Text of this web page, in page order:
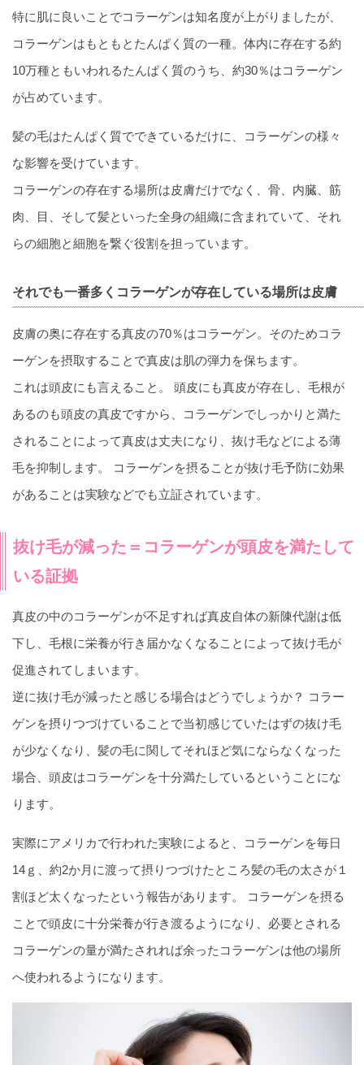
特に肌に良いことでコラーゲンは知名度が上がりましたが、
コラーゲンはもともとたんぱく質の一種。体内に存在する約
10万種ともいわれるたんぱく質のうち、約30％はコラーゲン
が占めています。
髪の毛はたんぱく質でできているだけに、コラーゲンの様々
な影響を受けています。
コラーゲンの存在する場所は皮膚だけでなく、骨、内臓、筋
肉、目、そして髪といった全身の組織に含まれていて、それ
らの細胞と細胞を繋ぐ役割を担っています。
それでも一番多くコラーゲンが存在している場所は皮膚
皮膚の奥に存在する真皮の70％はコラーゲン。そのためコラ
ーゲンを摂取することで真皮は肌の弾力を保ちます。
これは頭皮にも言えること。 頭皮にも真皮が存在し、毛根が
あるのも頭皮の真皮ですから、コラーゲンでしっかりと満た
されることによって真皮は丈夫になり、抜け毛などによる薄
毛を抑制します。 コラーゲンを摂ることが抜け毛予防に効果
があることは実験などでも立証されています。
抜け毛が減った＝コラーゲンが頭皮を満たして
いる証拠
真皮の中のコラーゲンが不足すれば真皮自体の新陳代謝は低
下し、毛根に栄養が行き届かなくなることによって抜け毛が
促進されてしまいます。
逆に抜け毛が減ったと感じる場合はどうでしょうか？ コラー
ゲンを摂りつづけていることで当初感じていたはずの抜け毛
が少なくなり、髪の毛に関してそれほど気にならなくなった
場合、頭皮はコラーゲンを十分満たしているということにな
ります。
実際にアメリカで行われた実験によると、コラーゲンを毎日
14ｇ、約2か月に渡って摂りつづけたところ髪の毛の太さが１
割ほど太くなったという報告があります。 コラーゲンを摂る
ことで頭皮に十分栄養が行き渡るようになり、必要とされる
コラーゲンの量が満たされれば余ったコラーゲンは他の場所
へ使われるようになります。